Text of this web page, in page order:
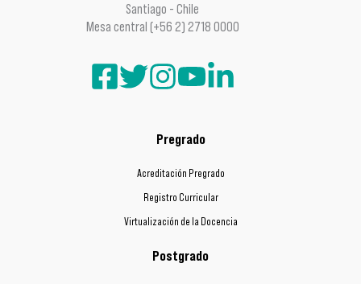
Santiago - Chile
Mesa central (+56 2) 2718 0000
Pregrado
Acreditación Pregrado
Registro Curricular
Virtualización de la Docencia
Postgrado